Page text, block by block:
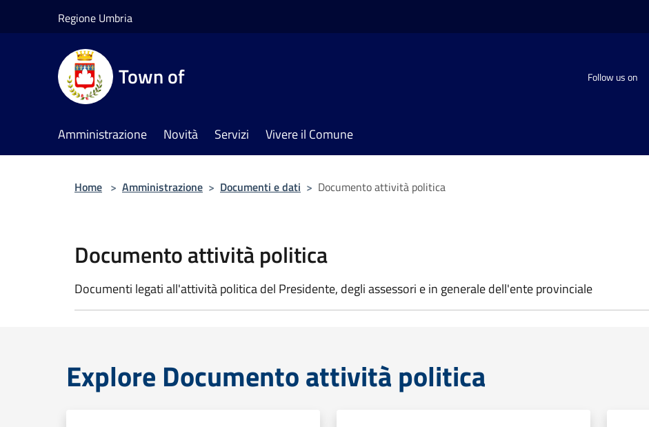
Regione Umbria
Town of Follow us on
Amministrazione Novità Servizi Vivere il Comune
Home > Amministrazione > Documenti e dati > Documento attività politica
Documento attività politica
Documenti legati all'attività politica del Presidente, degli assessori e in generale dell'ente provinciale
Explore Documento attività politica